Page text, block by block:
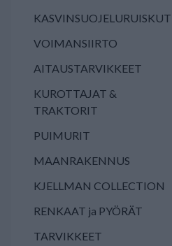
KASVINSUOJELURUISKUT
VOIMANSIIRTO
AITAUSTARVIKKEET
KUROTTAJAT &
TRAKTORIT
PUIMURIT
MAANRAKENNUS
KJELLMAN COLLECTION
RENKAAT ja PYÖRÄT
TARVIKKEET